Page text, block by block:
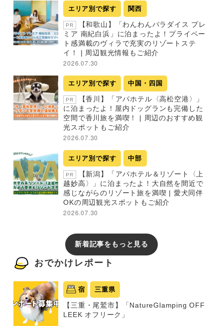
エリア別で探す 関西
PR
【和歌山】「わんわんパラダイス プレ
ミア 南紀白浜」に泊まったよ！プライベー
ト感満載のヴィラで充実のリゾートステ
イ！ | 周辺観光情報もご紹介
2026.07.30
エリア別で探す 中国・四国
PR
【香川】「アパホテル〈高松空港〉」
に泊まったよ！屋内ドッグランも完備した
空間で香川旅を満喫！ | 周辺のおすすめ観
光スポットもご紹介
2026.07.30
エリア別で探す 中部
PR
【新潟】「アパホテル＆リゾート〈上
越妙高〉」に泊まったよ！大自然を間近で
感じながらのリゾート旅を満喫 | 愛犬同伴
OKの周辺観光スポットもご紹介
2026.07.30
新着記事をもっと見る
おでかけレポート
宿 三重県
【三重・尾鷲市】「NatureGlamping OFF
LEEK オフリーク」